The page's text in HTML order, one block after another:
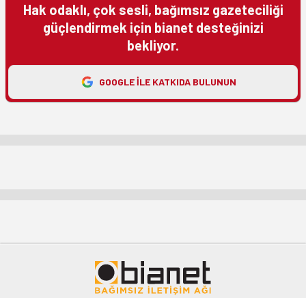
Hak odaklı, çok sesli, bağımsız gazeteciliği
güçlendirmek için bianet desteğinizi
bekliyor.
GOOGLE ILE KATKIDA BULUNUN